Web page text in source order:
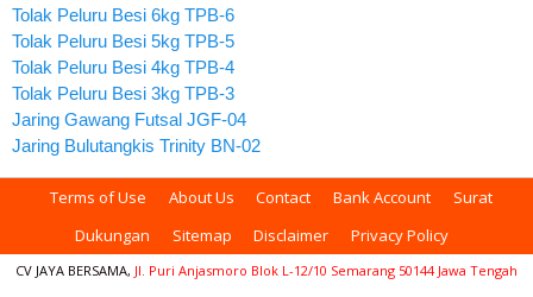
Tolak Peluru Besi 6kg TPB-6
Tolak Peluru Besi 5kg TPB-5
Tolak Peluru Besi 4kg TPB-4
Tolak Peluru Besi 3kg TPB-3
Jaring Gawang Futsal JGF-04
Jaring Bulutangkis Trinity BN-02
Terms of Use About Us Contact Bank Account
Surat
Dukungan
Sitemap Disclaimer Privacy Policy
CV JAYA BERSAMA, Jl. Puri Anjasmoro Blok L-12/10 Semarang 50144 Jawa Tengah